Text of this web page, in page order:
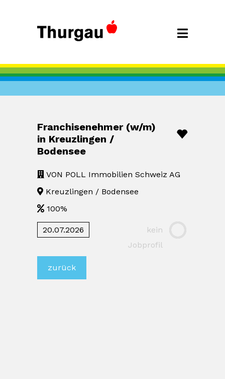
Franchisenehmer (w/m)
in Kreuzlingen /
Bodensee
VON POLL Immobilien Schweiz AG
Kreuzlingen / Bodensee
100%
20.07.2026
kein
Jobprofil
zurück